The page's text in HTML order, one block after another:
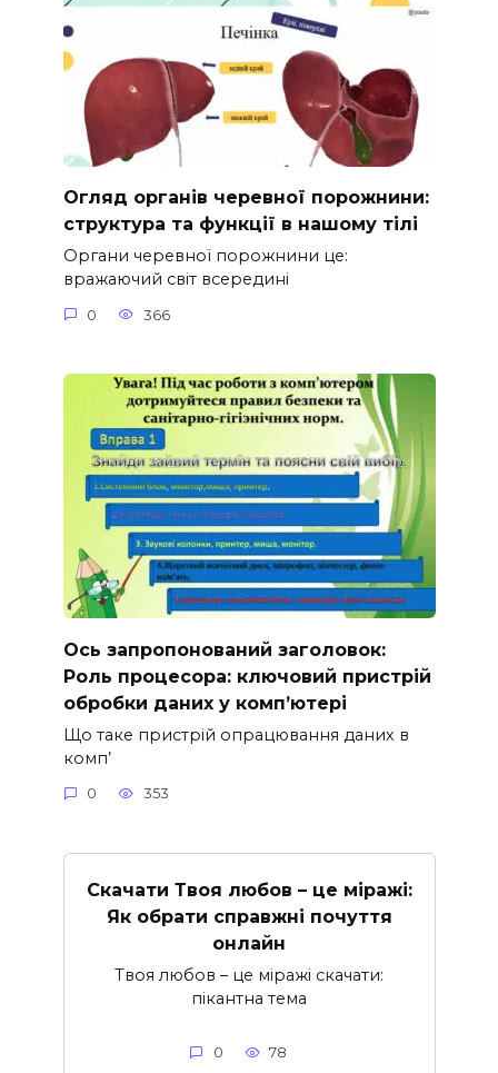
Огляд органів черевної порожнини:
структура та функції в нашому тілі
Органи черевної порожнини це:
вражаючий світ всередині
0 366
Ось запропонований заголовок:
Роль процесора: ключовий пристрій
обробки даних у комп’ютері
Що таке пристрій опрацювання даних в
комп’
0 353
Скачати Твоя любов – це міражі:
Як обрати справжні почуття
онлайн
Твоя любов – це міражі скачати:
пікантна тема
0 78